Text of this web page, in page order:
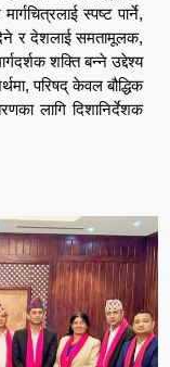
स्पष्ट पार्ने,
दिने र देशलाई समतामूलक,
शक्ति बन्ने उद्देश्य
परिषद् केवल बौद्धिक
लागि दिशानिर्देशक